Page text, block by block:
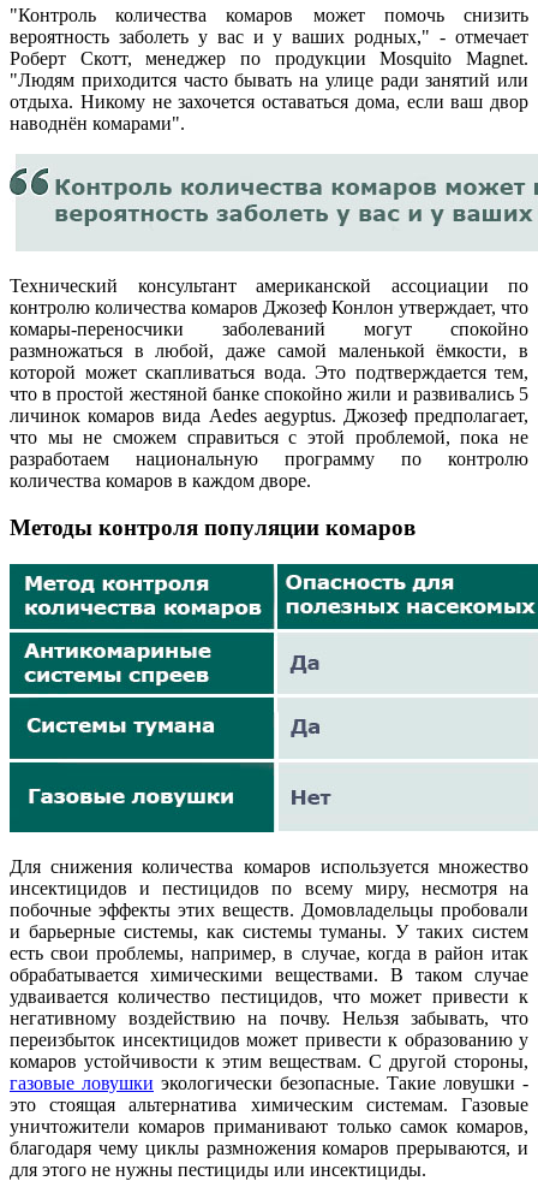
"Контроль количества комаров может помочь снизить
вероятность заболеть у вас и у ваших родных," - отмечает
Роберт Скотт, менеджер по продукции Mosquito Magnet.
"Людям приходится часто бывать на улице ради занятий или
отдыха. Никому не захочется оставаться дома, если ваш двор
наводнён комарами".
Технический консультант американской ассоциации по
контролю количества комаров Джозеф Конлон утверждает, что
комары-переносчики заболеваний могут спокойно
размножаться в любой, даже самой маленькой ёмкости, в
которой может скапливаться вода. Это подтверждается тем,
что в простой жестяной банке спокойно жили и развивались 5
личинок комаров вида Aedes aegyptus. Джозеф предполагает,
что мы не сможем справиться с этой проблемой, пока не
разработаем национальную программу по контролю
количества комаров в каждом дворе.
Методы контроля популяции комаров
Для снижения количества комаров используется множество
инсектицидов и пестицидов по всему миру, несмотря на
побочные эффекты этих веществ. Домовладельцы пробовали
и барьерные системы, как системы туманы. У таких систем
есть свои проблемы, например, в случае, когда в район итак
обрабатывается химическими веществами. В таком случае
удваивается количество пестицидов, что может привести к
негативному воздействию на почву. Нельзя забывать, что
переизбыток инсектицидов может привести к образованию у
комаров устойчивости к этим веществам. С другой стороны,
газовые ловушки экологически безопасные. Такие ловушки -
это стоящая альтернатива химическим системам. Газовые
уничтожители комаров приманивают только самок комаров,
благодаря чему циклы размножения комаров прерываются, и
для этого не нужны пестициды или инсектициды.